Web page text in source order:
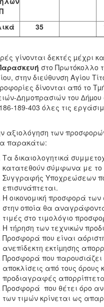
35
γίνονται δεκτές µέχρι
στο Πρωτόκολλο
στην διεύθυνση Αγίου
δίνονται από το
Δημοπρασιών του ∆ήµου
189-403 όλες τις
αξιολόγηση των
παρακάτω:
Τα δικαιολογητικά
κατατεθούν σύμφωνα με το
Συγγραφής Υποχρεώσεων
επισυνάπτεται.
Η οικονομική προσφορά
στην οποία θα
τιμές στο τιμολόγιο
Η τήρηση των τεχνικών
Προσφορά που είναι
ανεπίδεκτη εκτίµησης
Προσφορά που παρουσιάζει
αποκλίσεις από τους όρους
προδιαγραφές
Προσφορά που θέτει όρο
των τιμών κρίνεται ως